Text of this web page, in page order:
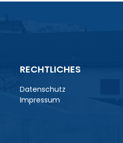
RECHTLICHES
Datenschutz
Impressum